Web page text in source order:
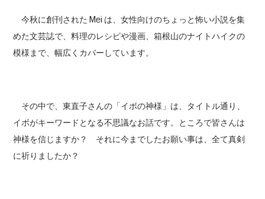
今秋に創刊された Mei は、女性向けのちょっと怖い小説を集
めた文芸誌で、料理のレシピや漫画、箱根山のナイトハイクの
模様まで、幅広くカバーしています。
その中で、東直子さんの「イボの神様」は、タイトル通り、
イボがキーワードとなる不思議なお話です。ところで皆さんは
神様を信じますか？ それに今までしたお願い事は、全て真剣
に祈りましたか？